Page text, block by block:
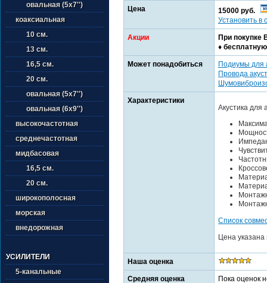
овальная (5х7'')
коаксиальная
10 см.
13 см.
16,5 см.
20 см.
овальная (5х7'')
овальная (6х9'')
высокочастотная
среднечастотная
мидбасовая
16,5 см.
20 см.
широкополосная
морская
внедорожная
УСИЛИТЕЛИ
5-канальные
Цена
15000 руб.
Установить в
Акции
При покупке
♦
Может понадобиться
Подиумы для
Провода
Характеристики
Акустика для
Список
Цена указана
Наша оценка
Средняя оценка
Пока оценок